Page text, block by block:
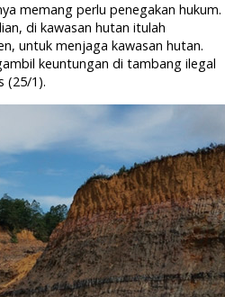
memang perlu penegakan hukum.
di kawasan hutan itulah
untuk menjaga kawasan hutan.
keuntungan di tambang ilegal
(25/1).